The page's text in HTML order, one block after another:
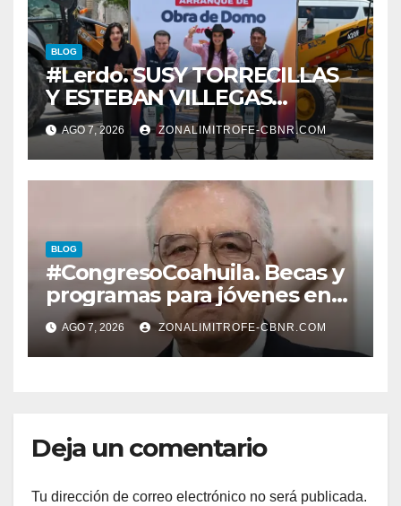
BLOG
#Lerdo. SUSY TORRECILLAS
Y ESTEBAN VILLEGAS
ENTREGAN TÍTULOS DE
PROPIEDAD A FAMILIAS
LERDENSES Y DAN
ARRANQUE A LA
CONSTRUCCIÓN DE DOMO
EN CARLOS REAL*
AGO 7, 2026 ZONALIMITROFE-CBNR.COM
BLOG
#CongresoCoahuila. Becas y
programas para jóvenes en
áreas agropecuarias, plantea
Raúl Onofre
AGO 7, 2026 ZONALIMITROFE-CBNR.COM
Deja un comentario
Tu dirección de correo electrónico no será publicada.